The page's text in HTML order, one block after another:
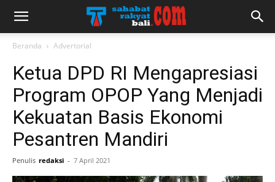
Beranda Advertorial
Ketua DPD RI Mengapresiasi
Program OPOP Yang Menjadi
Kekuatan Basis Ekonomi
Pesantren Mandiri
Penulis redaksi - 7 April 2021